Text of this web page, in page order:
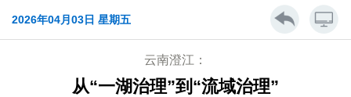
2026年04月03日 星期五
云南澄江：
从“一湖治理”到“流域治理”